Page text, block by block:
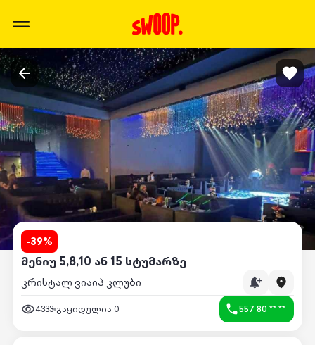
-39%
მენიუ 5,8,10 ან 15 სტუმარზე
კრისტალ ვიაიპ კლუბი
4333 გაყიდულია 0 557 80 ** **